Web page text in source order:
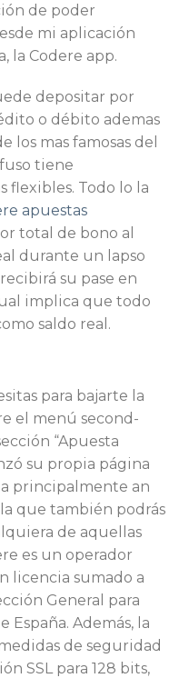
de poder
mi aplicación
la Codere app.
depositar por
o débito ademas
los mas famosas del
tiene
flexibles. Todo lo la
apuestas
total de bono al
durante un lapso
su pase en
implica que todo
saldo real.
para bajarte la
el menú second-
“Apuesta
su propia página
principalmente an
que también podrás
de aquellas
es un operador
licencia sumado a
General para
Además, la
de seguridad
SSL para 128 bits,